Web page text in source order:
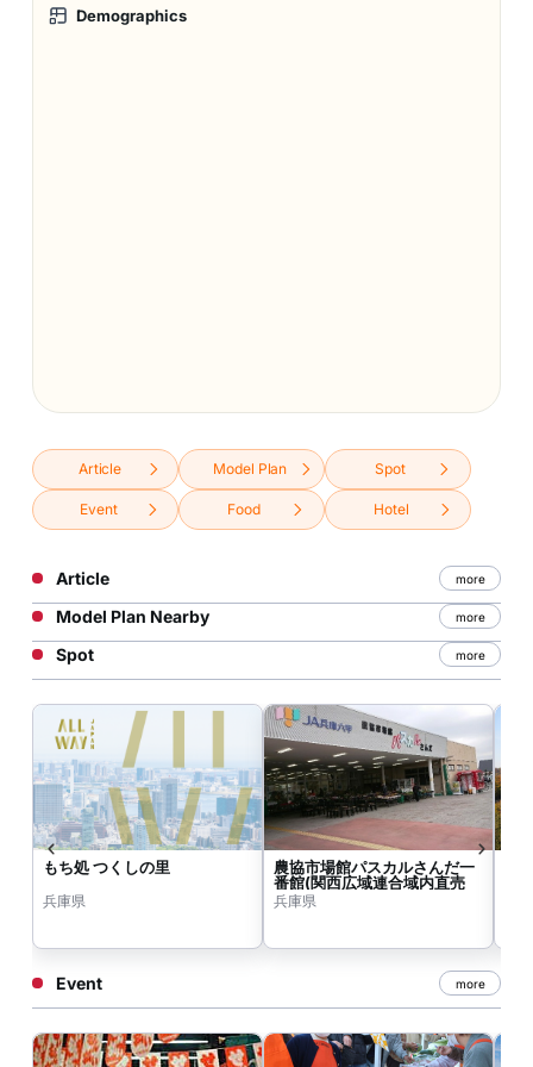
Demographics
Article Model Plan Spot
Event Food Hotel
Article more
Model Plan Nearby more
Spot more
もち処 つくしの里
兵庫県
農協市場館パスカルさんだ一
番館(関西広域連合域内直売
所)
兵庫県
Event more